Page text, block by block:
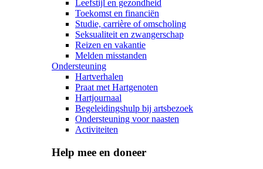
Leefstijl en gezondheid
Toekomst en financiën
Studie, carrière of omscholing
Seksualiteit en zwangerschap
Reizen en vakantie
Melden misstanden
Ondersteuning
Hartverhalen
Praat met Hartgenoten
Hartjournaal
Begeleidingshulp bij artsbezoek
Ondersteuning voor naasten
Activiteiten
Help mee en doneer